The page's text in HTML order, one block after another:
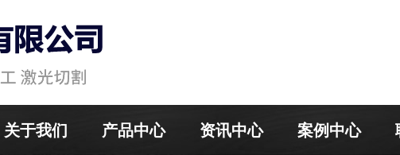
关于我们 产品中心 资讯中心 案例中心